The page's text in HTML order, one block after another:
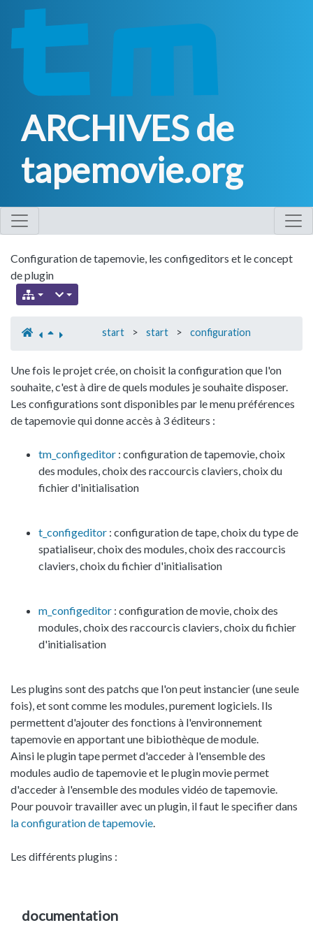
ARCHIVES de
tapemovie.org
Configuration de tapemovie, les configeditors et le concept
de plugin
start > start > configuration
Une fois le projet crée, on choisit la configuration que l'on
souhaite, c'est à dire de quels modules je souhaite disposer.
Les configurations sont disponibles par le menu préférences
de tapemovie qui donne accès à 3 éditeurs :
tm_configeditor : configuration de tapemovie, choix
des modules, choix des raccourcis claviers, choix du
fichier d'initialisation
t_configeditor : configuration de tape, choix du type de
spatialiseur, choix des modules, choix des raccourcis
claviers, choix du fichier d'initialisation
m_configeditor : configuration de movie, choix des
modules, choix des raccourcis claviers, choix du fichier
d'initialisation
Les plugins sont des patchs que l'on peut instancier (une seule
fois), et sont comme les modules, purement logiciels. Ils
permettent d'ajouter des fonctions à l'environnement
tapemovie en apportant une bibiothèque de module.
Ainsi le plugin tape permet d'acceder à l'ensemble des
modules audio de tapemovie et le plugin movie permet
d'acceder à l'ensemble des modules vidéo de tapemovie.
Pour pouvoir travailler avec un plugin, il faut le specifier dans
la configuration de tapemovie.
Les différents plugins :
documentation